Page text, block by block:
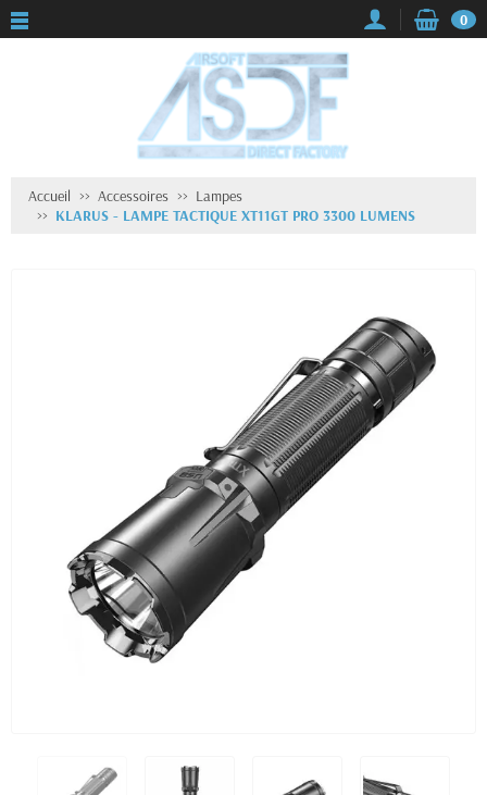
0
Accueil Accessoires
Lampes
KLARUS - LAMPE TACTIQUE XT11GT PRO 3300 LUMENS